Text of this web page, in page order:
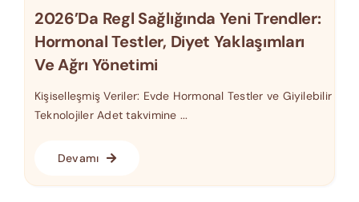
2026’da Regl Sağlığında Yeni Trendler:
Hormonal Testler, Diyet Yaklaşımları
Ve Ağrı Yönetimi
Kişiselleşmiş Veriler: Evde Hormonal Testler ve Giyilebilir
Teknolojiler Adet takvimine ...
Devamı